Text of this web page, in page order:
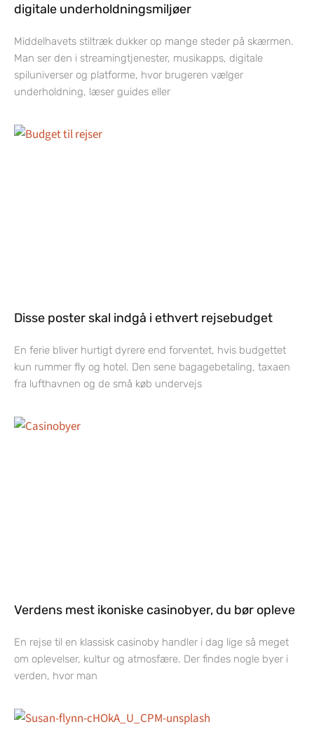
digitale underholdningsmiljøer
Middelhavets stiltræk dukker op mange steder på skærmen.
Man ser den i streamingtjenester, musikapps, digitale
spiluniverser og platforme, hvor brugeren vælger
underholdning, læser guides eller
Disse poster skal indgå i ethvert rejsebudget
En ferie bliver hurtigt dyrere end forventet, hvis budgettet
kun rummer fly og hotel. Den sene bagagebetaling, taxaen
fra lufthavnen og de små køb undervejs
Verdens mest ikoniske casinobyer, du bør opleve
En rejse til en klassisk casinoby handler i dag lige så meget
om oplevelser, kultur og atmosfære. Der findes nogle byer i
verden, hvor man